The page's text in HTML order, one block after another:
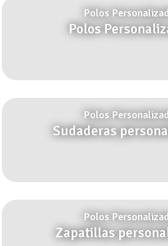
Polos
Polos
Polos
Sudaderas
Polos
Zapatillas